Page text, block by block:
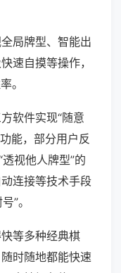
局牌型、智能出
速自摸等操作，
。
软件实现“随意
能，部分用户反
视他人牌型”的
连接等技术手段
”。
等多种经典棋
时随地都能快速